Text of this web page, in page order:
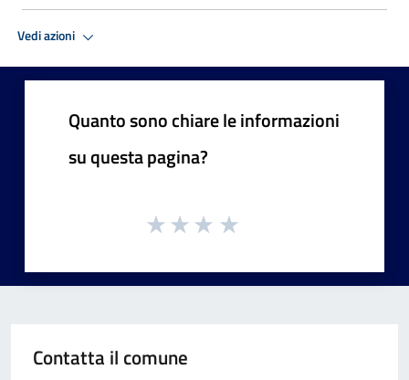
Vedi azioni
Quanto sono chiare le informazioni
su questa pagina?
Contatta il comune